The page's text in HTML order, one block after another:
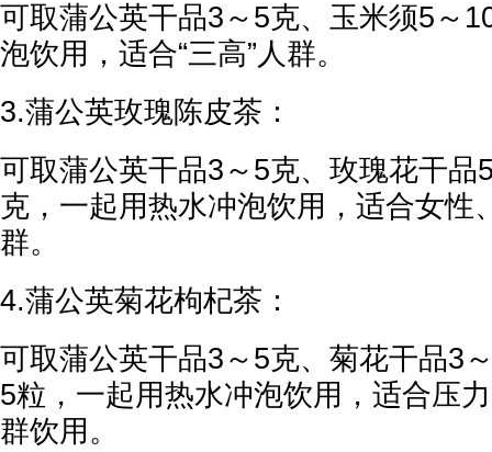
可取蒲公英干品3～5克、玉米须5～
泡饮用，适合“三高”人群。
3.蒲公英玫瑰陈皮茶：
可取蒲公英干品3～5克、玫瑰花干品
克，一起用热水冲泡饮用，适合女性
群。
4.蒲公英菊花枸杞茶：
可取蒲公英干品3～5克、菊花干品3
5粒，一起用热水冲泡饮用，适合压
群饮用。